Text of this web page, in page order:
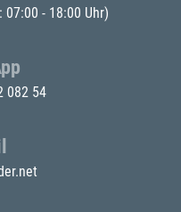
07:00 - 18:00 Uhr)
082 54